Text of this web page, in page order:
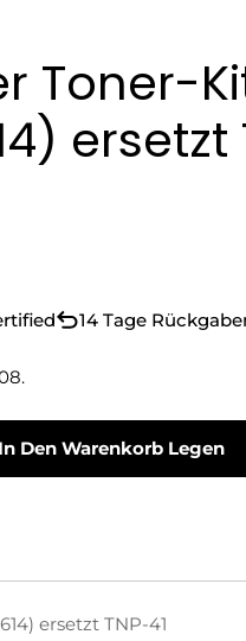
Toner-
ersetzt
14 Tage
Kit Schwarz
Toner Toner-Kit
In Den Warenkorb Legen
ersetzt TNP-41